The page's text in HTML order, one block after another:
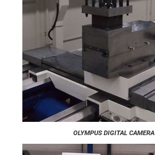
OLYMPUS DIGITAL CAMERA